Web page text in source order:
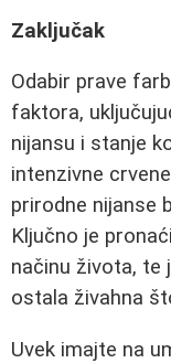
Zaključak
Odabir prave
faktora,
nijansu i stanje
intenzivne
prirodne nijanse
Ključno je
načinu života, te
ostala živahna
Uvek imajte na